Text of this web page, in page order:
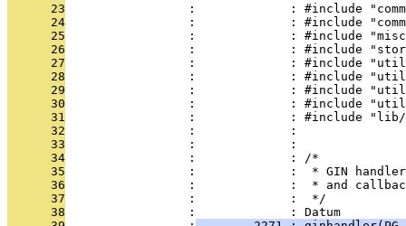
      23
:             : #include
      24
:             : #include
      25
:             : #include
      26
:             : #include
      27
:             : #include
      28
:             : #include
      29
:             : #include
      30
:             : #include
      31
:             : #include
      32
                 :             :
      33
                 :             :
      34
                 :             : /*
      35
:             :  * GIN
      36
:             :  * and
      37
                 :             :  */
      38
                 :             : Datum